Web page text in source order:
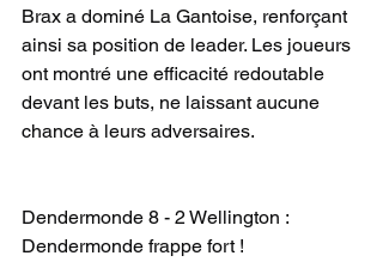
Brax a dominé La Gantoise, renforçant
ainsi sa position de leader. Les joueurs
ont montré une efficacité redoutable
devant les buts, ne laissant aucune
chance à leurs adversaires.
Dendermonde 8 - 2 Wellington :
Dendermonde frappe fort !